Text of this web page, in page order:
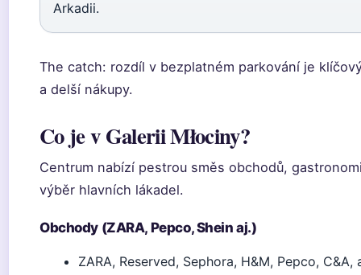
Arkadii.
The catch: rozdíl v bezplatném parkování je
a delší nákupy.
Co je v Galerii Młociny?
Centrum nabízí pestrou směs obchodů,
výběr hlavních lákadel.
Obchody (ZARA, Pepco, Shein aj.)
ZARA, Reserved, Sephora, H&M, Pepco,